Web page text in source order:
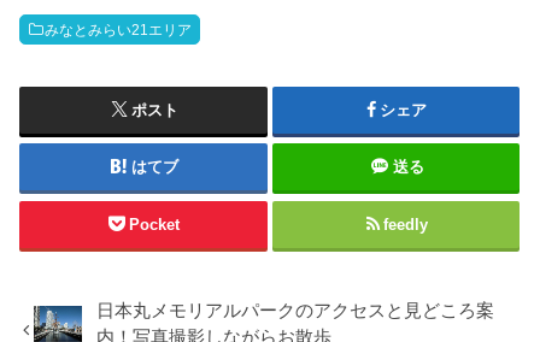
みなとみらい21エリア
ポスト シェア
はてブ 送る
Pocket feedly
日本丸メモリアルパークのアクセスと見どころ案
内！写真撮影しながらお散歩